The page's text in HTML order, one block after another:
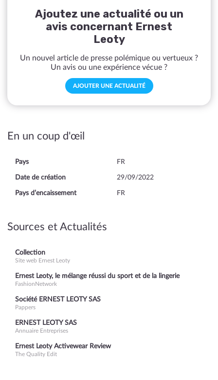
Ajoutez une actualité ou un
avis concernant Ernest
Leoty
Un nouvel article de presse polémique ou vertueux ?
Un avis ou une expérience vécue ?
AJOUTER UNE ACTUALITÉ
En un coup d'œil
Pays FR
Date de création 29/09/2022
Pays d’encaissement FR
Sources et Actualités
Collection
Site web Ernest Leoty
Ernest Leoty, le mélange réussi du sport et de la lingerie
FashionNetwork
Société ERNEST LEOTY SAS
Pappers
ERNEST LEOTY SAS
Annuaire Entreprises
Ernest Leoty Activewear Review
The Quality Edit